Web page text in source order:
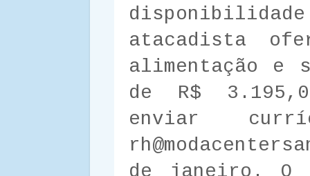
atacadista
alimentação e
de R$
enviar
de janeiro. O